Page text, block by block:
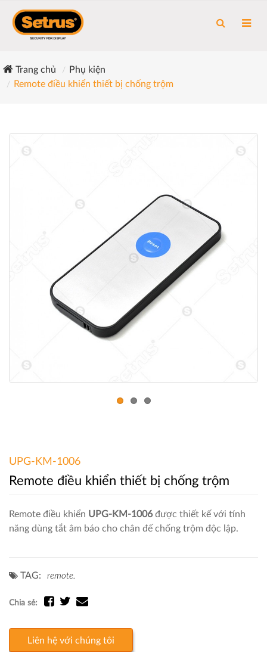
Trang chủ
Phụ kiện
Remote điều khiển thiết bị chống trộm
UPG-KM-1006
Remote điều khiển thiết bị chống trộm
Remote điều khiển UPG-KM-1006được thiết kế với tính
năng dùng tắt âm báo cho chân đế chống trộm độc lập.
TAG: remote.
Chia sẻ:
Liên hệ với chúng tôi